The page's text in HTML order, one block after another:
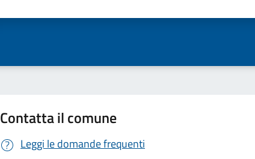
Contatta il comune
Leggi le domande frequenti